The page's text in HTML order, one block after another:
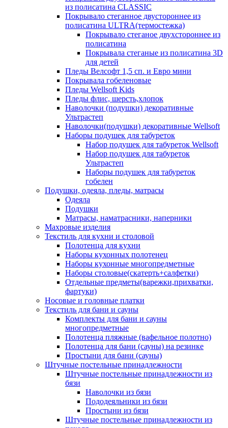
из полисатина CLASSIC
Покрывало стеганное двустороннее из
полисатина ULTRA(термостежка)
Покрывало стеганое двухстороннее из
полисатина
Покрывала стеганые из полисатина 3D
для детей
Пледы Велсофт 1,5 сп. и Евро мини
Покрывала гобеленовые
Пледы Wellsoft Kids
Пледы флис, шерсть,хлопок
Наволочки (подушки) декоративные
Ультрастеп
Наволочки(подушки) декоративные Wellsoft
Наборы подушек для табуреток
Набор подушек для табуреток Wellsoft
Набор подушек для табуреток
Ультрастеп
Наборы подушек для табуреток
гобелен
Подушки, одеяла, пледы, матрасы
Одеяла
Подушки
Матрасы, наматрасники, наперники
Махровые изделия
Текстиль для кухни и столовой
Полотенца для кухни
Наборы кухонных полотенец
Наборы кухонные многопредметные
Наборы столовые(скатерть+салфетки)
Отдельные предметы(варежки,прихватки,
фартуки)
Носовые и головные платки
Текстиль для бани и сауны
Комплекты для бани и сауны
многопредметные
Полотенца пляжные (вафельное полотно)
Полотенца для бани (сауны) на резинке
Простыни для бани (сауны)
Штучные постельные принадлежности
Штучные постельные принадлежности из
бязи
Наволочки из бязи
Пододеяльники из бязи
Простыни из бязи
Штучные постельные принадлежности из